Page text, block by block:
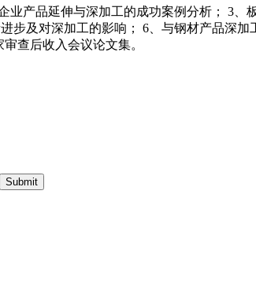
产品延伸与深加工的成功案例分析； 3
步及对深加工的影响； 6、与钢材产品深
查后收入会议论文集。
Submit